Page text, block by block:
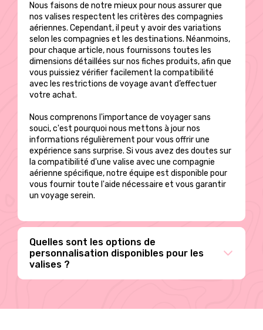
Nous faisons de notre mieux pour nous assurer que
nos valises respectent les critères des compagnies
aériennes. Cependant, il peut y avoir des variations
selon les compagnies et les destinations. Néanmoins,
pour chaque article, nous fournissons toutes les
dimensions détaillées sur nos fiches produits, afin que
vous puissiez vérifier facilement la compatibilité
avec les restrictions de voyage avant d’effectuer
votre achat.
Nous comprenons l'importance de voyager sans
souci, c'est pourquoi nous mettons à jour nos
informations régulièrement pour vous offrir une
expérience sans surprise. Si vous avez des doutes sur
la compatibilité d'une valise avec une compagnie
aérienne spécifique, notre équipe est disponible pour
vous fournir toute l'aide nécessaire et vous garantir
un voyage serein.
Quelles sont les options de
personnalisation disponibles pour les
valises ?